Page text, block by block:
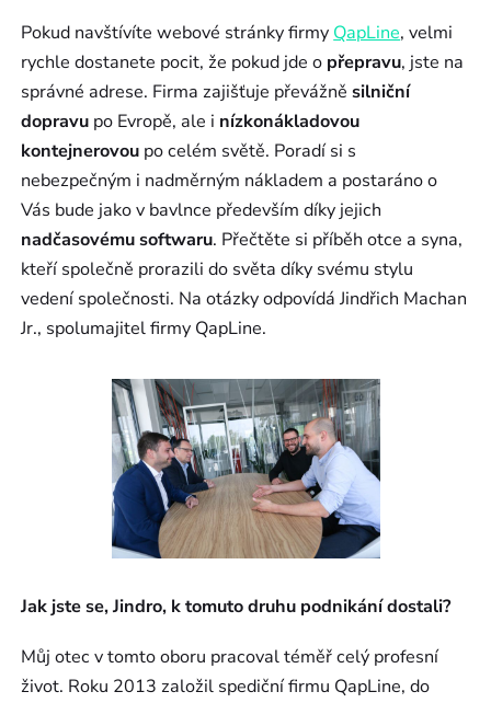
Pokud navštívíte webové stránky firmyQapLine, velmi
rychle dostanete pocit, že pokud jde o přepravu, jste na
správné adrese. Firma zajišťuje převážněsilniční
dopravu po Evropě, ale i nízkonákladovou
kontejnerovou po celém světě. Poradí si s
nebezpečným i nadměrným nákladem a postaráno o
Vás bude jako v bavlnce především díky jejich
nadčasovému softwaru. Přečtěte si příběh otce a syna,
kteří společně prorazili do světa díky svému stylu
vedení společnosti. Na otázky odpovídá Jindřich Machan
Jr., spolumajitel firmy QapLine.
Jak jste se, Jindro, k tomuto druhu podnikání dostali?
Můj otec v tomto oboru pracoval téměř celý profesní
život. Roku 2013 založil spediční firmu QapLine, do